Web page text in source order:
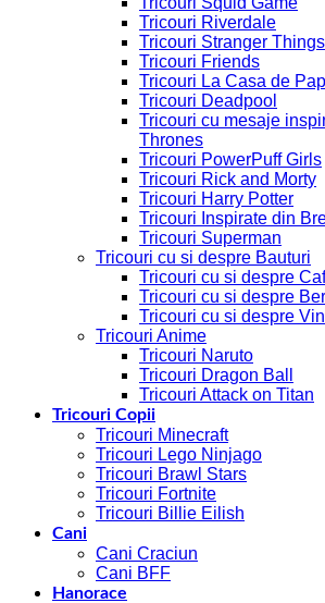
Tricouri Riverdale
Tricouri Stranger Things
Tricouri Friends
Tricouri La Casa de
Tricouri Deadpool
Tricouri cu mesaje
Thrones
Tricouri PowerPuff Girls
Tricouri Rick and Morty
Tricouri Harry Potter
Tricouri Inspirate din
Tricouri Superman
Tricouri cu si despre Bauturi
Tricouri cu si despre
Tricouri cu si despre
Tricouri cu si despre Vin
Tricouri Anime
Tricouri Naruto
Tricouri Dragon Ball
Tricouri Attack on Titan
Tricouri Copii
Tricouri Minecraft
Tricouri Lego Ninjago
Tricouri Brawl Stars
Tricouri Fortnite
Tricouri Billie Eilish
Cani
Cani Craciun
Cani BFF
Hanorace